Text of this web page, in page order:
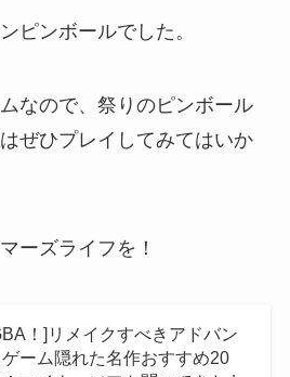
ピンボールでした。
なので、祭りのピンボール
ぜひプレイしてみてはいか
ーズライフを！
！]リメイクすべきアドバン
ゲーム隠れた名作おすすめ20